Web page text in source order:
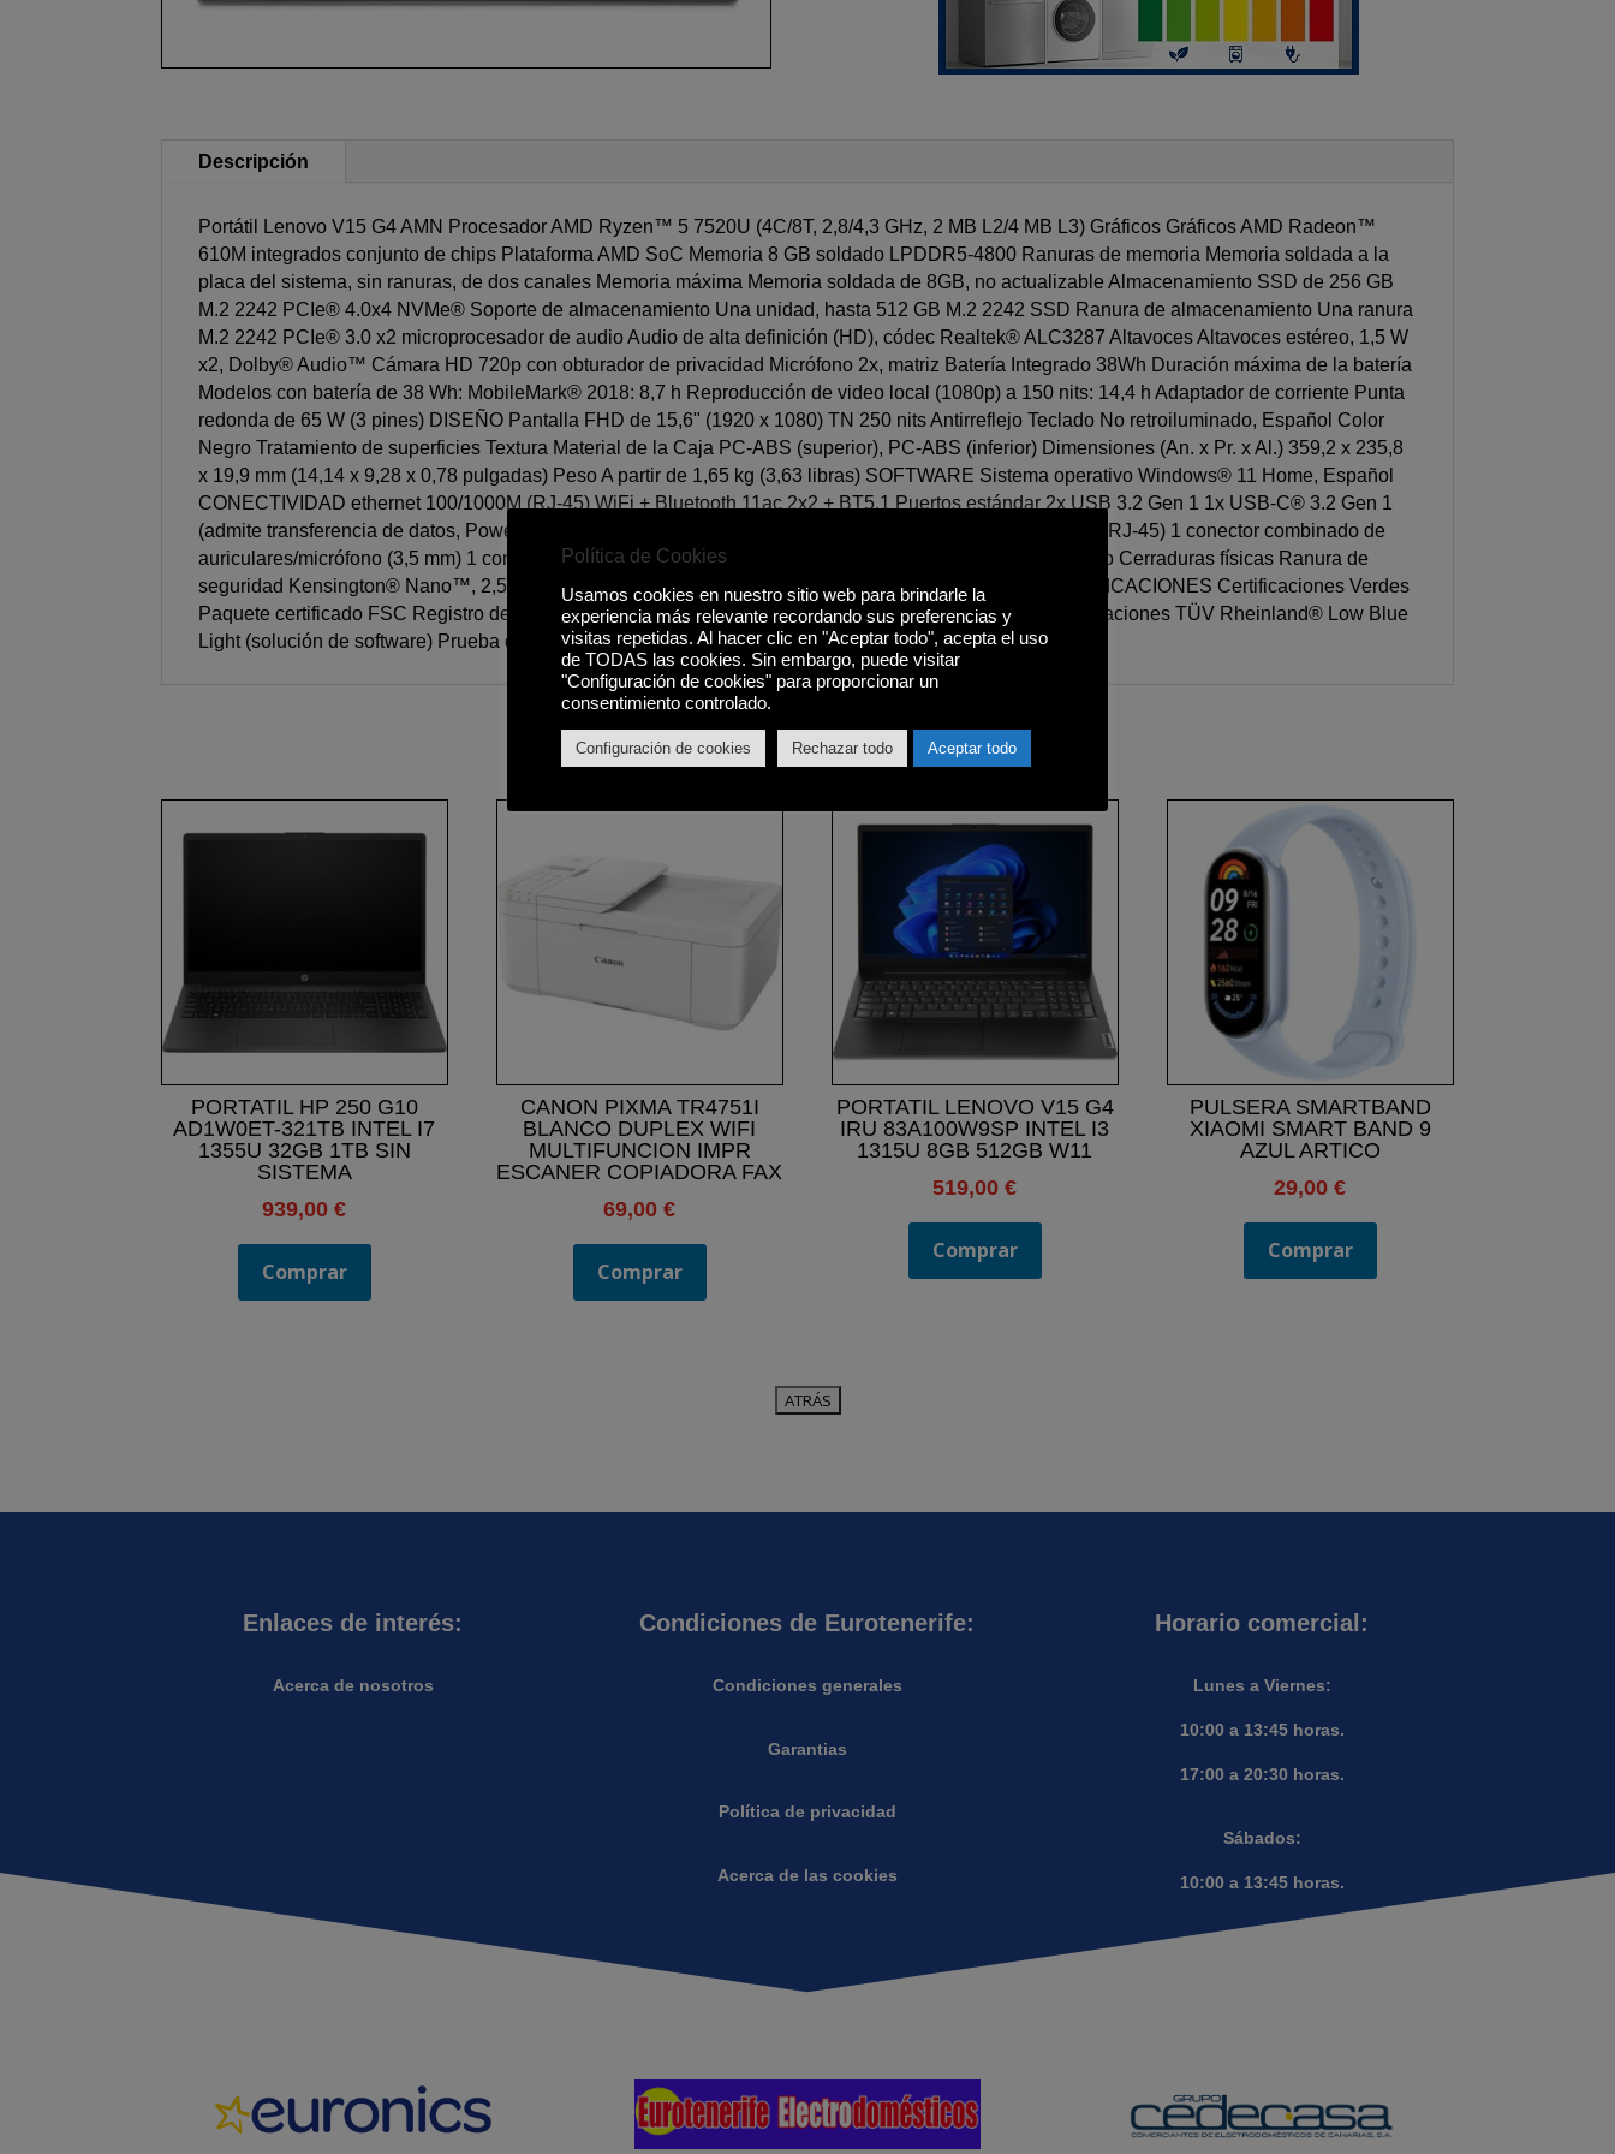
Descripción
Portátil Lenovo V15 G4 AMN Procesador AMD Ryzen™ 5 7520U (4C/8T, 2,8/4,3 GHz, 2 MB L2/4 MB L3) Gráficos Gráficos AMD Radeon™
610M integrados conjunto de chips Plataforma AMD SoC Memoria 8 GB soldado LPDDR5-4800 Ranuras de memoria Memoria soldada a la
placa del sistema, sin ranuras, de dos canales Memoria máxima Memoria soldada de 8GB, no actualizable Almacenamiento SSD de 256 GB
M.2 2242 PCIe® 4.0x4 NVMe® Soporte de almacenamiento Una unidad, hasta 512 GB M.2 2242 SSD Ranura de almacenamiento Una ranura
M.2 2242 PCIe® 3.0 x2 microprocesador de audio Audio de alta definición (HD), códec Realtek® ALC3287 Altavoces Altavoces estéreo, 1,5 W
x2, Dolby® Audio™ Cámara HD 720p con obturador de privacidad Micrófono 2x, matriz Batería Integrado 38Wh Duración máxima de la batería
Modelos con batería de 38 Wh: MobileMark® 2018: 8,7 h Reproducción de video local (1080p) a 150 nits: 14,4 h Adaptador de corriente Punta
redonda de 65 W (3 pines) DISEÑO Pantalla FHD de 15,6" (1920 x 1080) TN 250 nits Antirreflejo Teclado No retroiluminado, Español Color
Negro Tratamiento de superficies Textura Material de la Caja PC-ABS (superior), PC-ABS (inferior) Dimensiones (An. x Pr. x Al.) 359,2 x 235,8
x 19,9 mm (14,14 x 9,28 x 0,78 pulgadas) Peso A partir de 1,65 kg (3,63 libras) SOFTWARE Sistema operativo Windows® 11 Home, Español
CONECTIVIDAD ethernet 100/1000M (RJ-45) WiFi + Bluetooth 11ac 2x2 + BT5.1 Puertos estándar 2x USB 3.2 Gen 1 1x USB-C® 3.2 Gen 1
(admite transferencia de datos, Power Delivery (solo 20 V) y DisplayPort™ 1.2) 1x HDMI® 1.4b 1 Ethernet (RJ-45) 1 conector combinado de
auriculares/micrófono (3,5 mm) 1 conector de alimentación. Chip de seguridad Firmware TPM 2.0 habilitado Cerraduras físicas Ranura de
seguridad Kensington® Nano™, 2,5 x 6 mm Otra seguridad Obturador de privacidad de la cámara CERTIFICACIONES Certificaciones Verdes
Paquete certificado FSC Registro de plata EPEAT™ ENERGY STAR® 8.0 ErP Lote 3 RoHS Otras Certificaciones TÜV Rheinland® Low Blue
Light (solución de software) Prueba de especificaciones militares Prueba militar MIL-STD-810H superada
Productos relacionados
PORTATIL HP 250 G10
AD1W0ET-321TB INTEL I7
1355U 32GB 1TB SIN
SISTEMA
939,00€
Comprar
CANON PIXMA TR4751I
BLANCO DUPLEX WIFI
MULTIFUNCION IMPR
ESCANER COPIADORA FAX
69,00€
Comprar
PORTATIL LENOVO V15 G4
IRU 83A100W9SP INTEL I3
1315U 8GB 512GB W11
519,00€
Comprar
PULSERA SMARTBAND
XIAOMI SMART BAND 9
AZUL ARTICO
29,00€
Comprar
Enlaces de interés:
Acerca de nosotros
Condiciones de Eurotenerife:
Condiciones generales
Garantias
Política de privacidad
Acerca de las cookies
Horario comercial:
Lunes a Viernes:
10:00 a 13:45 horas.
17:00 a 20:30 horas.
Sábados:
10:00 a 13:45 horas.
Política de Cookies
Usamos cookies en nuestro sitio web para brindarle la
experiencia más relevante recordando sus preferencias y
visitas repetidas. Al hacer clic en "Aceptar todo", acepta el uso
de TODAS las cookies. Sin embargo, puede visitar
"Configuración de cookies" para proporcionar un
consentimiento controlado.
Configuración de cookies Rechazar todo Aceptar todo